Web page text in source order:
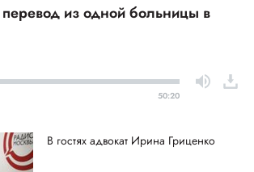
из одной больницы в
50:20
В гостях адвокат Ирина Гриценко